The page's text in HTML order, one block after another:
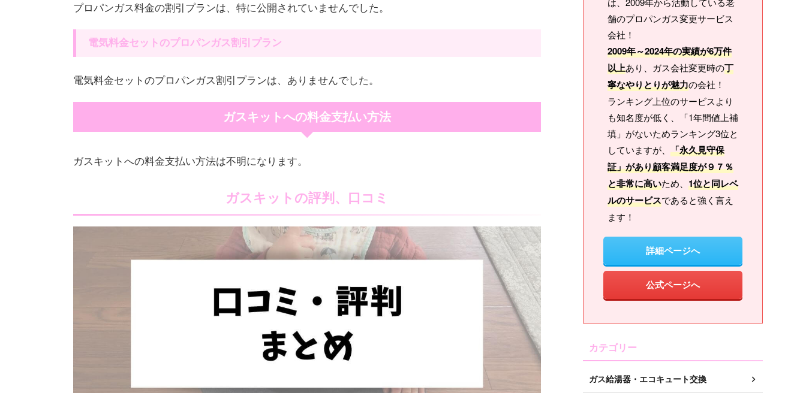
プロパンガス料金の割引プランは、特に公開されていませんでした。
電気料金セットのプロパンガス割引プラン
電気料金セットのプロパンガス割引プランは、ありませんでした。
ガスキットへの料金支払い方法
ガスキットへの料金支払い方法は不明になります。
ガスキットの評判、口コミ
舗のプロパンガス変更サービス
会社！
2009年～2024年の実績が6万件
以上あり、ガス会社変更時の丁
寧なやりとりが魅力の会社！
ランキング上位のサービスより
も知名度が低く、「1年間値上補
填」がないためランキング3位と
していますが、 「永久見守保
証」があり顧客満足度が９７％
と非常に高いため、 1位と同レベ
ルのサービスであると強く言え
ます！
詳細ページへ
公式ページへ
カテゴリー
ガス給湯器・エコキュート交換